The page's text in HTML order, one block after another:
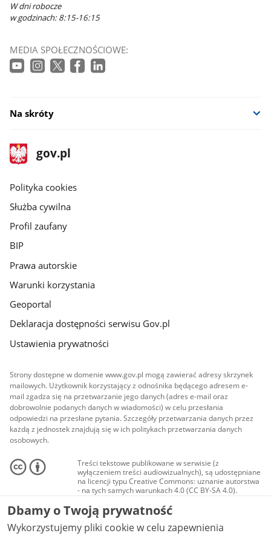
W dni robocze
w godzinach: 8:15-16:15
MEDIA SPOŁECZNOŚCIOWE:
Na skróty
stopka
gov.pl
Strona
gov.pl
gov.pl
Polityka cookies
Służba cywilna
Profil zaufany
BIP
Prawa autorskie
Warunki korzystania
Geoportal
Deklaracja dostępności serwisu Gov.pl
Ustawienia prywatności
Strony dostępne w domenie www.gov.pl mogą zawierać adresy skrzynek
mailowych. Użytkownik korzystający z odnośnika będącego adresem e-
mail zgadza się na przetwarzanie jego danych (adres e-mail oraz
dobrowolnie podanych danych w wiadomości) w celu przesłania
odpowiedzi na przesłane pytania. Szczegóły przetwarzania danych przez
każdą z jednostek znajdują się w ich politykach przetwarzania danych
osobowych.
Treści tekstowe publikowane w serwisie (z
wyłączeniem treści audiowizualnych), są udostępniane
na licencji typu Creative Commons: uznanie autorstwa
- na tych samych warunkach 4.0 (CC BY-SA 4.0).
Materiały audiowizualne, w tym zdjęcia, materiały
audio i wideo, są udostępniane na licencji typu
Creative Commons: uznanie autorstwa użycie
niekomercyjne - bez utworów zależnych 4.0 (CC BY-
Dbamy o Twoją prywatność
Wykorzystujemy pliki cookie w celu zapewnienia